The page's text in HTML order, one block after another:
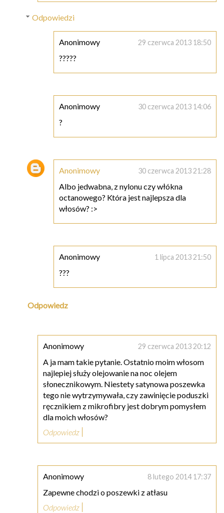
Odpowiedzi
Anonimowy 29 czerwca 2013 18:50
?????
Anonimowy 30 czerwca 2013 14:06
?
Anonimowy 30 czerwca 2013 21:28
Albo jedwabna, z nylonu czy włókna
octanowego? Która jest najlepsza dla
włosów? :>
Anonimowy 1 lipca 2013 21:50
???
Odpowiedz
Anonimowy 29 czerwca 2013 20:12
A ja mam takie pytanie. Ostatnio moim włosom
najlepiej służy olejowanie na noc olejem
słonecznikowym. Niestety satynowa poszewka
tego nie wytrzymywała, czy zawinięcie poduszki
ręcznikiem z mikrofibry jest dobrym pomysłem
dla moich włosów?
Odpowiedz
Anonimowy 8 lutego 2014 17:37
Zapewne chodzi o poszewki z atłasu
Odpowiedz